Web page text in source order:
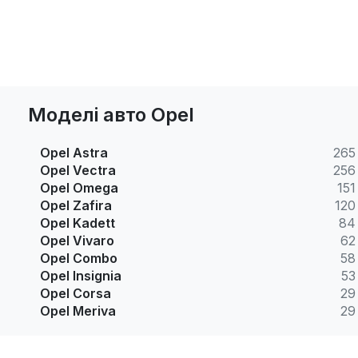
Моделі авто Opel
Opel Astra
265
Opel Vectra
256
Opel Omega
151
Opel Zafira
120
Opel Kadett
84
Opel Vivaro
62
Opel Combo
58
Opel Insignia
53
Opel Corsa
29
Opel Meriva
29